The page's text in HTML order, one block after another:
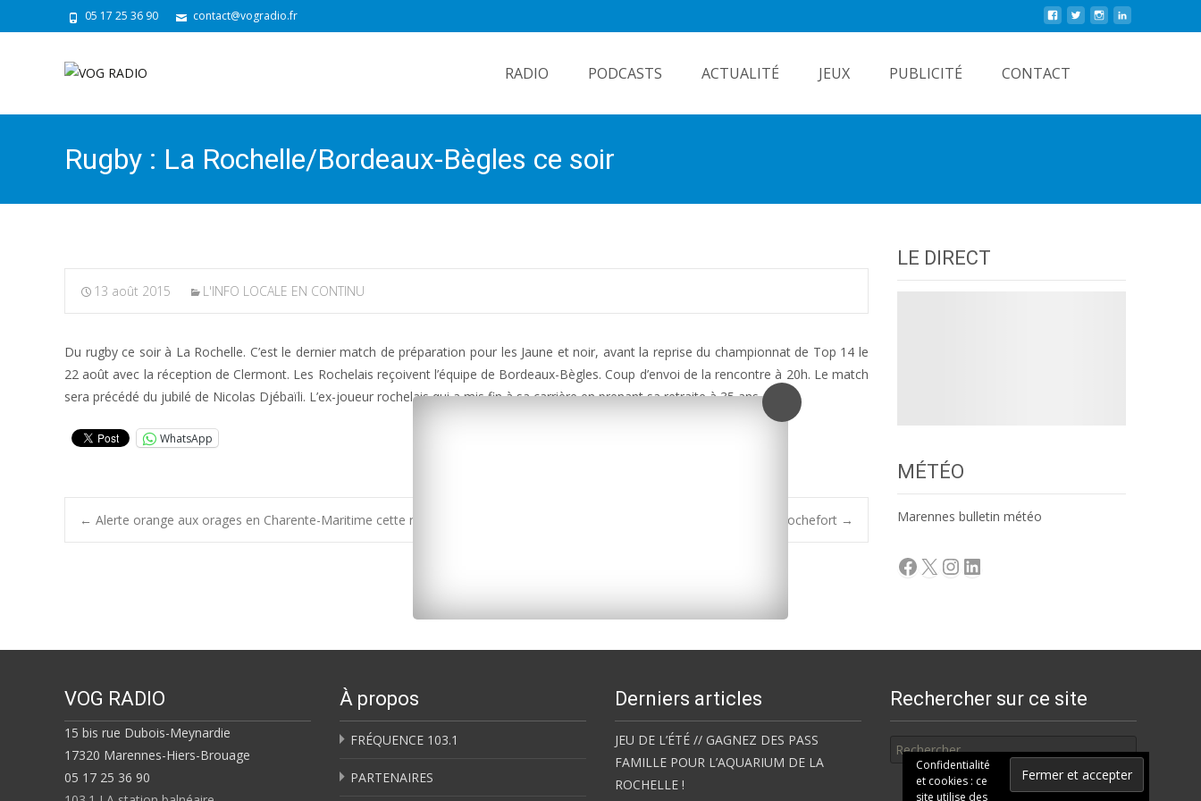
05 17 25 36 90 contact@vogradio.fr
RADIO PODCASTS ACTUALITÉ JEUX PUBLICITÉ CONTACT
Rugby : La Rochelle/Bordeaux-Bègles ce soir
13 août 2015 L'INFO LOCALE EN CONTINU
Du rugby ce soir à La Rochelle. C’est le dernier match de préparation pour les Jaune et noir, avant la reprise du championnat de Top 14 le
22 août avec la réception de Clermont. Les Rochelais reçoivent l’équipe de Bordeaux-Bègles. Coup d’envoi de la rencontre à 20h. Le match
sera précédé du jubilé de Nicolas Djébaïli. L’ex-joueur rochelais qui a mis fin à sa carrière en prenant sa retraite à 35 ans.
WhatsApp
Post
← Alerte orange aux orages en Charente-Maritime cette nuit et demain matin Succès pour le McDo kids sport à Rochefort →
LE DIRECT
MÉTÉO
Marennes bulletin météo
Facebook
X Instagram
LinkedIn
VOG RADIO
15 bis rue Dubois-Meynardie
17320 Marennes-Hiers-Brouage
05 17 25 36 90
À propos
FRÉQUENCE 103.1
PARTENAIRES
Derniers articles
JEU DE L’ÉTÉ // GAGNEZ DES PASS
FAMILLE POUR L’AQUARIUM DE LA
ROCHELLE !
Rechercher sur ce site
Confidentialité
et cookies : ce
site utilise des